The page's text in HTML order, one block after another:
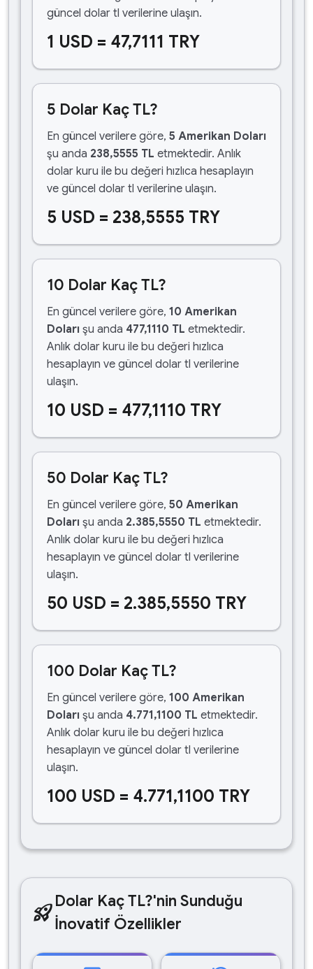
güncel dolar tl verilerine ulaşın.
1 USD = 47,7111 TRY
5 Dolar Kaç TL?
En güncel verilere göre, 5 Amerikan Doları
şu anda 238,5555 TL etmektedir. Anlık
dolar kuru ile bu değeri hızlıca hesaplayın
ve güncel dolar tl verilerine ulaşın.
5 USD = 238,5555 TRY
10 Dolar Kaç TL?
En güncel verilere göre, 10 Amerikan
Doları şu anda 477,1110 TL etmektedir.
Anlık dolar kuru ile bu değeri hızlıca
hesaplayın ve güncel dolar tl verilerine
ulaşın.
10 USD = 477,1110 TRY
50 Dolar Kaç TL?
En güncel verilere göre, 50 Amerikan
Doları şu anda 2.385,5550 TL etmektedir.
Anlık dolar kuru ile bu değeri hızlıca
hesaplayın ve güncel dolar tl verilerine
ulaşın.
50 USD = 2.385,5550 TRY
100 Dolar Kaç TL?
En güncel verilere göre, 100 Amerikan
Doları şu anda 4.771,1100 TL etmektedir.
Anlık dolar kuru ile bu değeri hızlıca
hesaplayın ve güncel dolar tl verilerine
ulaşın.
100 USD = 4.771,1100 TRY
rocket_launchDolar Kaç TL?'nin Sunduğu
İnovatif Özellikler